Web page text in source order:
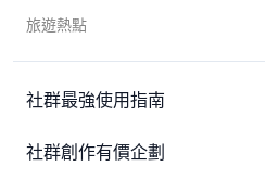
旅遊熱點
社群最強使用指南
社群創作有價企劃